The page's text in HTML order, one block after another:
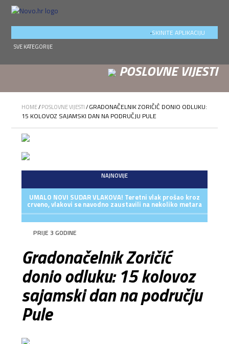
SKINITE APLIKACIJU
.
SVE KATEGORIJE
POSLOVNE VIJESTI
HOME/POSLOVNE VIJESTI/GRADONAČELNIK ZORIČIĆ DONIO ODLUKU:
15 KOLOVOZ SAJAMSKI DAN NA PODRUČJU PULE
NAJNOVIJE
UMALO NOVI SUDAR VLAKOVA! Teretni vlak prošao kroz
crveno, vlakovi se navodno zaustavili na nekoliko metara
PRIJE 3 GODINE
Gradonačelnik Zoričić
donio odluku: 15 kolovoz
sajamski dan na području
Pule